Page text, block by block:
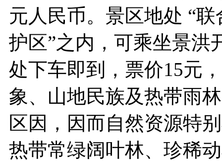
元人民币。景区地处 “
护区”之内，可乘坐景洪
处下车即到，票价15元
象、山地民族及热带雨
区因，因而自然资源特
热带常绿阔叶林、珍稀